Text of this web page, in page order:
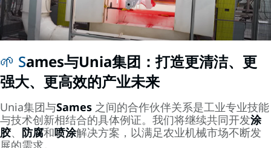
🌱 Sames与Unia集团：打造更清洁、更
强大、更高效的产业未来
Unia集团与Sames 之间的合作伙伴关系是工业专业技能
与技术创新相结合的具体例证。我们将继续共同开发涂
胶、 防腐和喷涂解决方案，以满足农业机械市场不断发
展的需求。